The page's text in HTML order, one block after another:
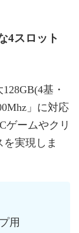
4スロット
基・
」に対応
ゲームやクリ
実現しま
用